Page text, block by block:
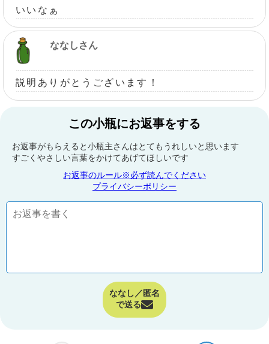
いいなぁ
ななしさん
説明ありがとうございます！
この小瓶にお返事をする
お返事がもらえると小瓶主さんはとてもうれしいと思います
すごくやさしい言葉をかけてあげてほしいです
お返事のルール※必ず読んでください
プライバシーポリシー
ななし／匿名
で送る